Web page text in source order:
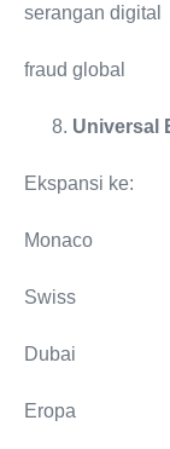
serangan digital
fraud global
Universal
Ekspansi ke:
Monaco
Swiss
Dubai
Eropa